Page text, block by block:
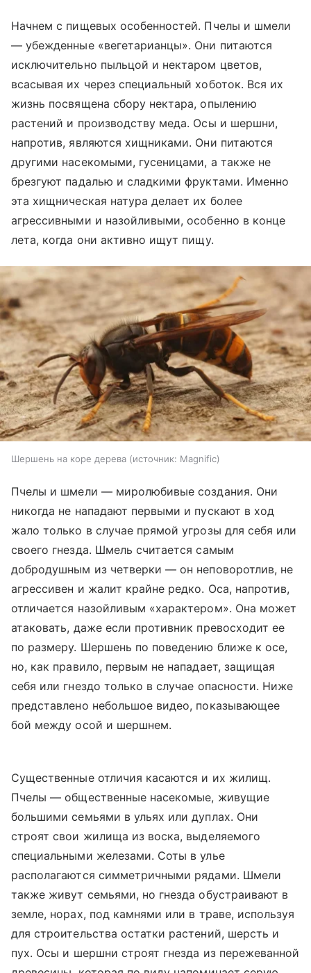
Начнем с пищевых особенностей. Пчелы и шмели
— убежденные «вегетарианцы». Они питаются
исключительно пыльцой и нектаром цветов,
всасывая их через специальный хоботок. Вся их
жизнь посвящена сбору нектара, опылению
растений и производству меда. Осы и шершни,
напротив, являются хищниками. Они питаются
другими насекомыми, гусеницами, а также не
брезгуют падалью и сладкими фруктами. Именно
эта хищническая натура делает их более
агрессивными и назойливыми, особенно в конце
лета, когда они активно ищут пищу.
Шершень на коре дерева источник: Magnific
Пчелы и шмели — миролюбивые создания. Они
никогда не нападают первыми и пускают в ход
жало только в случае прямой угрозы для себя или
своего гнезда. Шмель считается самым
добродушным из четверки — он неповоротлив, не
агрессивен и жалит крайне редко. Оса, напротив,
отличается назойливым «характером». Она может
атаковать, даже если противник превосходит ее
по размеру. Шершень по поведению ближе к осе,
но, как правило, первым не нападает, защищая
себя или гнездо только в случае опасности. Ниже
представлено небольшое видео, показывающее
бой между осой и шершнем.
Существенные отличия касаются и их жилищ.
Пчелы — общественные насекомые, живущие
большими семьями в ульях или дуплах. Они
строят свои жилища из воска, выделяемого
специальными железами. Соты в улье
располагаются симметричными рядами. Шмели
также живут семьями, но гнезда обустраивают в
земле, норах, под камнями или в траве, используя
для строительства остатки растений, шерсть и
пух. Осы и шершни строят гнезда из пережеванной